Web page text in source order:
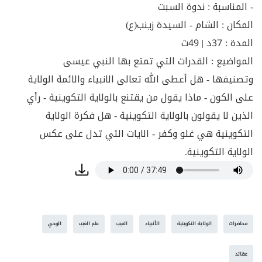
كما أعطاهم السّلطةَ الشَّرعيّةَ في إدارةِ شؤونِ
النَّاسِ وحُكمِهم، وبثِّ قوانينِ الشَّريعةِ بينهم
وهدايتهم إلى دينهم.
وقد أخذت نظريّةُ الولايةِ التَّكوينيّةِ بُعدًا عقائديًّا
حاسمًا متنوّعًا في تضييقِ المسألةِ، لتبقى في
دائرةِ المعجزةِ كما نختارُه نحنُ، وفي توسيعِها
لتشملَ كلَّ الكونِ، كما يختارُها الكثيرُ من
علمائِنا الكبارِ، ممّا يمكنُ للإنسانِ أن يطَّلعَ عليه
في بياناتِ السيّدِ الخمينيِّ والسيّدِ الخوئيِّ،
والأئمَّةِ أمرَ التَّصرُّفِ في الكونِ في حركتِه
الخفيّةِ والظَّاهرةِ، بحيثُ إنَّهم يملكون القدرةَ
- المناسبة : ندوة السبت
المكان : الشام - السيدة زينب(ع)
المدة : 37د | 49ث
المواضيع : القدرات التي تمتع بها النبي عيسى
وتصنيفها - هل أعطى الله تعالى الانبياء والائمة الولاية
على الكون - ماذا يقول من يقتنع بالولاية التكوينية - رأي
الذين لا يقولون بالولاية التكوينية - هل فكرة الولاية
التكوينية هي غلو وكفر - الايات التي تدل على عكس
الولاية التكوينية.
محاضرات الولاية التكوينية الأنبياء الغيب علم الغيب الوحي
عقائد